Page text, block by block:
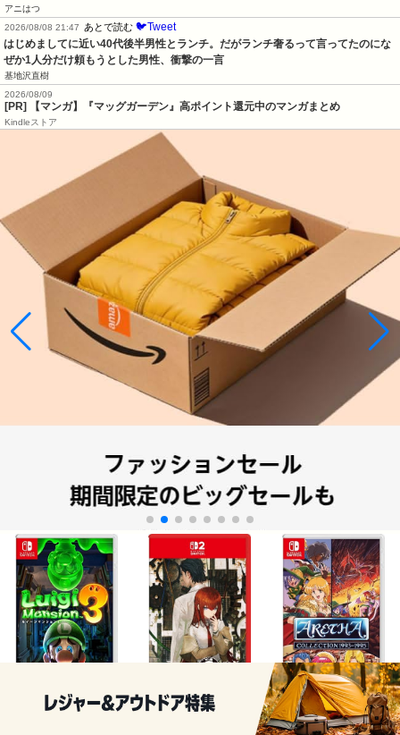
アニはつ
2026/08/08 21:47
あとで読む 🐦Tweet
はじめましてに近い40代後半男性とランチ。だがランチ奢るって言ってたのにな
ぜか1人分だけ頼もうとした男性、衝撃の一言
基地沢直樹
2026/08/09
[PR] 【マンガ】『マッグガーデン』高ポイント還元中のマンガまとめ
Kindleストア
¥5,400 ¥6,960 ¥7,101